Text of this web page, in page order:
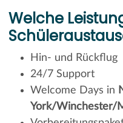
Welche
Hin- und Rückflug
24/7 Support
Welcome Days in
York/Winchester/